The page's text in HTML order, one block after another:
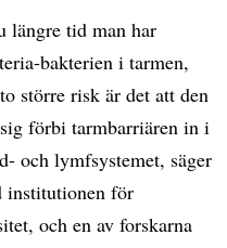
längre tid man har
bakterien i tarmen,
större risk är det att den
förbi tarmbarriären in i
och lymfsystemet, säger
institutionen för
och en av forskarna